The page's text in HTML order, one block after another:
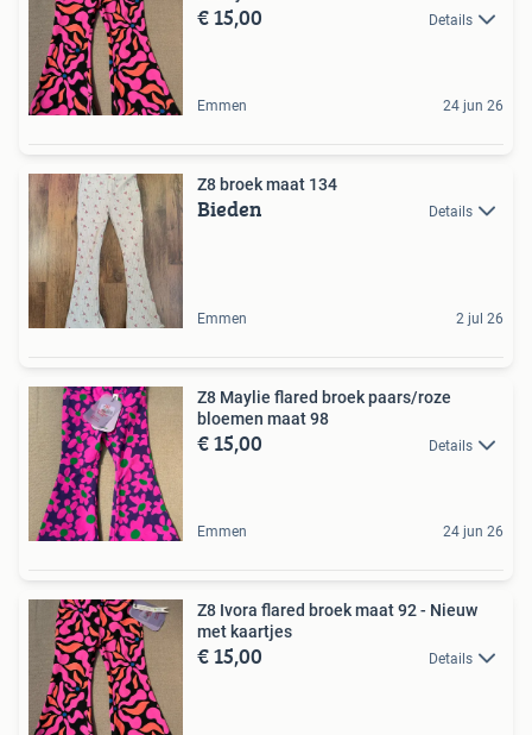
€ 15,00 Details
Emmen 24 jun 26
Z8 broek maat 134
Bieden Details
Emmen 2 jul 26
Z8 Maylie flared broek paars/roze
bloemen maat 98
€ 15,00 Details
Emmen 24 jun 26
Z8 Ivora flared broek maat 92 - Nieuw
met kaartjes
€ 15,00 Details